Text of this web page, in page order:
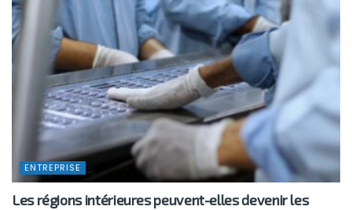
ENTREPRISE
Les régions intérieures peuvent-elles devenir les